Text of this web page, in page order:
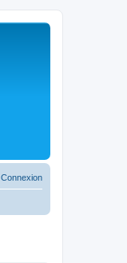
Connexion